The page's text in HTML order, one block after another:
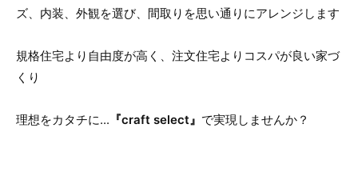
ズ、内装、外観を選び、間取りを思い通りにアレンジします
規格住宅より自由度が高く、注文住宅よりコスパが良い家づ
くり
理想をカタチに... 『craft select』 で実現しませんか？